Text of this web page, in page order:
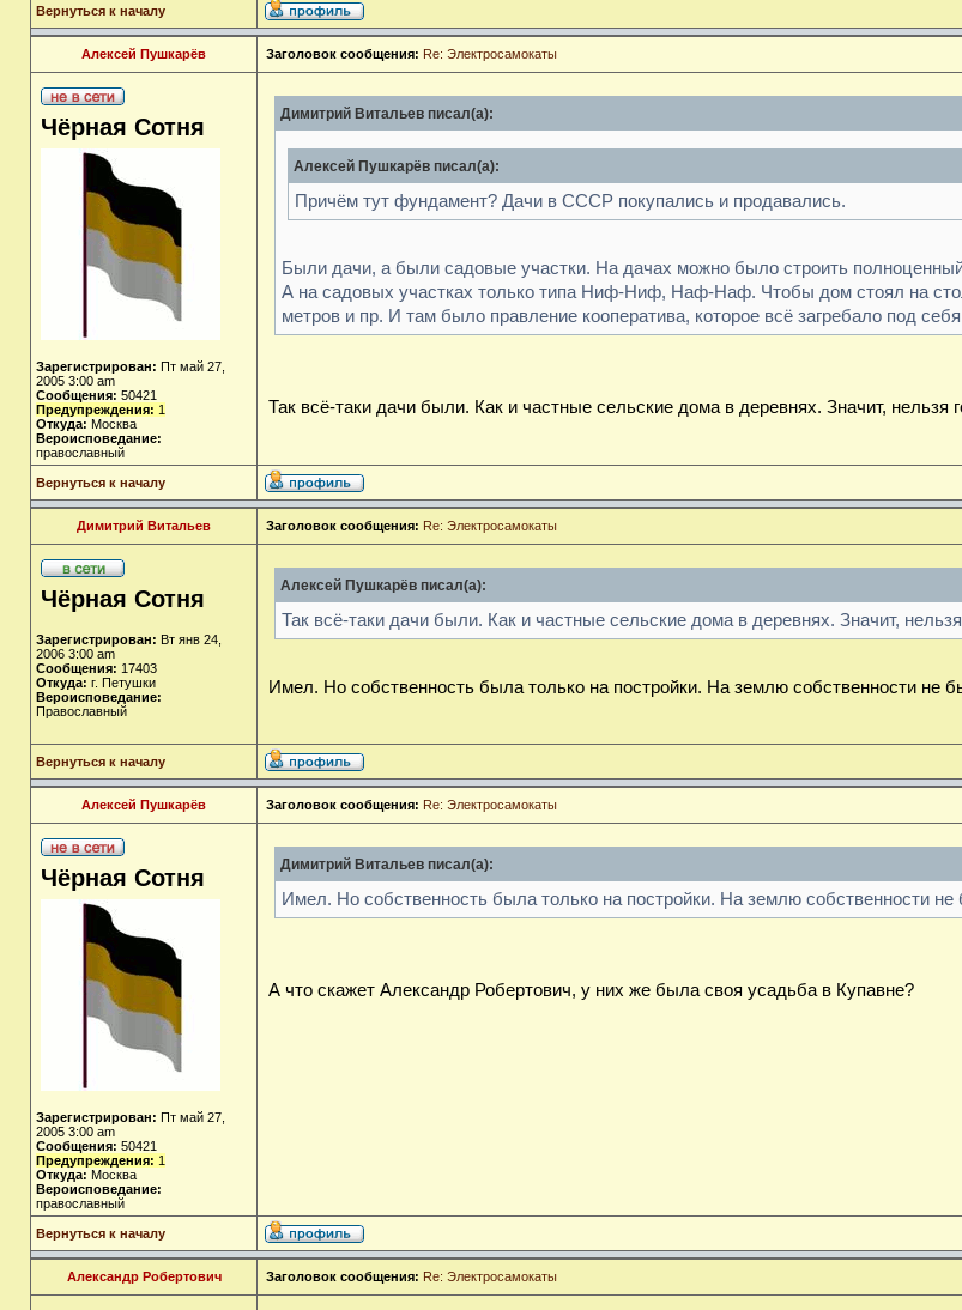
Вернуться к началу
Алексей Пушкарёв Заголовок сообщения: Re: Электросамокаты
Чёрная Сотня
Зарегистрирован: Пт май 27,
2005 3:00 am
Сообщения: 50421
Предупреждения: 1
Откуда: Москва
Вероисповедание:
православный
Димитрий Витальев писал(а):
Алексей Пушкарёв писал(а):
Причём тут фундамент? Дачи в СССР покупались и продавались.
Были дачи, а были садовые участки. На дачах можно было строить
А на садовых участках только типа Ниф-Ниф, Наф-Наф. Чтобы дом стоял на
метров и пр. И там было правление кооператива, которое всё загребало под
Так всё-таки дачи были. Как и частные сельские дома в деревнях. Значит, нельзя
Вернуться к началу
Димитрий Витальев Заголовок сообщения: Re: Электросамокаты
Чёрная Сотня
Зарегистрирован: Вт янв 24,
2006 3:00 am
Сообщения: 17403
Откуда: г. Петушки
Вероисповедание:
Православный
Алексей Пушкарёв писал(а):
Так всё-таки дачи были. Как и частные сельские дома в деревнях. Значит,
Имел. Но собственность была только на постройки. На землю собственности не
Вернуться к началу
Алексей Пушкарёв Заголовок сообщения: Re: Электросамокаты
Чёрная Сотня
Зарегистрирован: Пт май 27,
2005 3:00 am
Сообщения: 50421
Предупреждения: 1
Откуда: Москва
Вероисповедание:
православный
Димитрий Витальев писал(а):
Имел. Но собственность была только на постройки. На землю собственности
А что скажет Александр Робертович, у них же была своя усадьба в Купавне?
Вернуться к началу
Александр Робертович Заголовок сообщения: Re: Электросамокаты